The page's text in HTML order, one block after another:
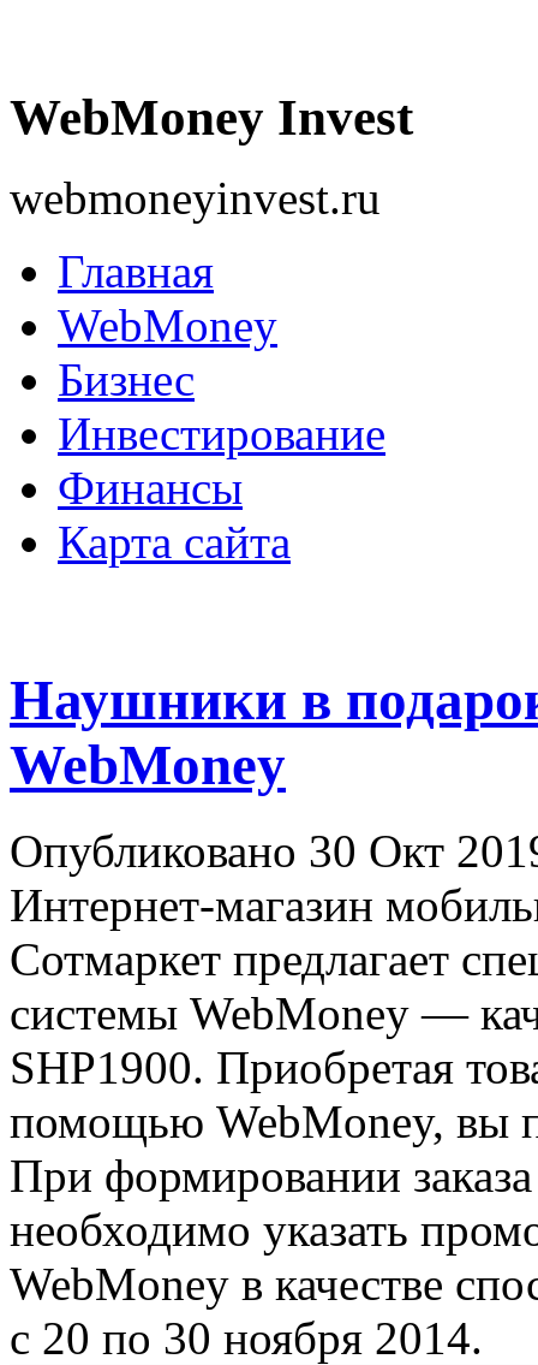
WebMoney Invest
webmoneyinvest.ru
Главная
WebMoney
Бизнес
Инвестирование
Финансы
Карта сайта
Наушники в
WebMoney
Опубликовано 30 Окт
Интернет-магазин
Сотмаркет предлагает
системы WebMoney —
SHP1900. Приобретая
помощью WebMoney, вы
При формировании
необходимо указать
WebMoney в качестве
с 20 по 30 ноября 2014.